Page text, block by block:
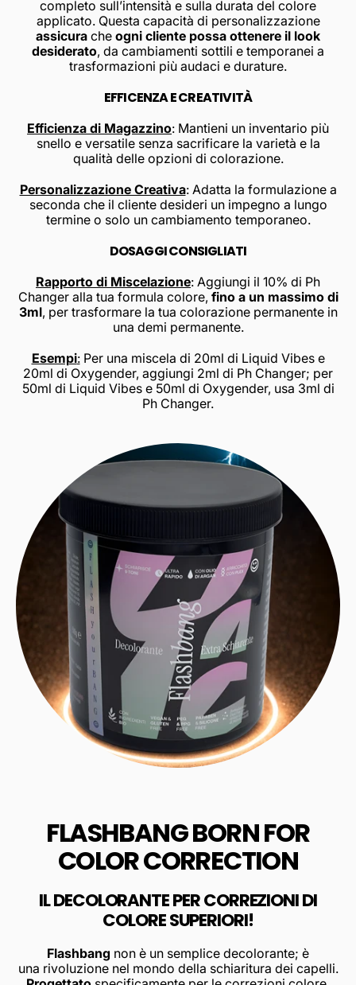
completo sull’intensità e sulla durata del colore
applicato. Questa capacità di personalizzazione
assicura che ogni cliente possa ottenere il look
desiderato, da cambiamenti sottili e temporanei a
trasformazioni più audaci e durature.
EFFICENZA E CREATIVITÀ
Efficienza di Magazzino: Mantieni un inventario più
snello e versatile senza sacrificare la varietà e la
qualità delle opzioni di colorazione.
Personalizzazione Creativa: Adatta la formulazione a
seconda che il cliente desideri un impegno a lungo
termine o solo un cambiamento temporaneo.
DOSAGGI CONSIGLIATI
Rapporto di Miscelazione: Aggiungi il 10% di Ph
Changer alla tua formula colore, fino a un massimo di
3ml, per trasformare la tua colorazione permanente in
una demi permanente.
Esempi:Per una miscela di 20ml di Liquid Vibes e
20ml di Oxygender, aggiungi 2ml di Ph Changer; per
50ml di Liquid Vibes e 50ml di Oxygender, usa 3ml di
Ph Changer.
FLASHBANG BORN FOR
COLOR CORRECTION
IL DECOLORANTE PER CORREZIONI DI
COLORE SUPERIORI!
Flashbang non è un semplice decolorante; è
una rivoluzione nel mondo della schiaritura dei capelli.